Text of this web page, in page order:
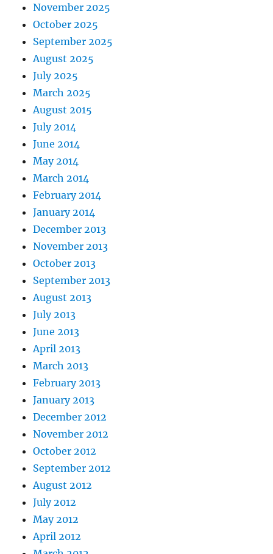
November 2025
October 2025
September 2025
August 2025
July 2025
March 2025
August 2015
July 2014
June 2014
May 2014
March 2014
February 2014
January 2014
December 2013
November 2013
October 2013
September 2013
August 2013
July 2013
June 2013
April 2013
March 2013
February 2013
January 2013
December 2012
November 2012
October 2012
September 2012
August 2012
July 2012
May 2012
April 2012